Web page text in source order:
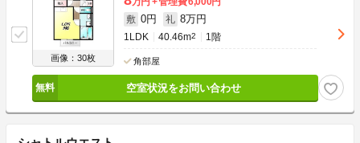
画像：30枚
敷 0円 礼 8万円
1LDK 40.46m2 1階
角部屋
空室状況をお問い合わせ